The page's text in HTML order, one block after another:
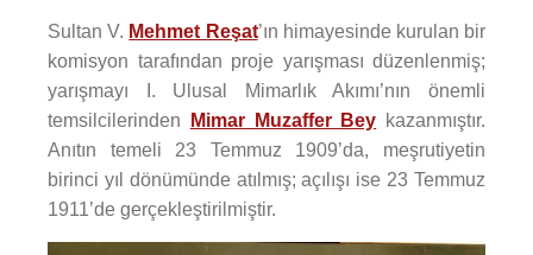
Sultan V. Mehmet Reşat’ın himayesinde kurulan bir
komisyon tarafından proje yarışması düzenlenmiş;
yarışmayı I. Ulusal Mimarlık Akımı’nın önemli
temsilcilerinden
Mimar Muzaffer Bey kazanmıştır.
Anıtın temeli 23 Temmuz 1909’da, meşrutiyetin
birinci yıl dönümünde atılmış; açılışı ise 23 Temmuz
1911’de gerçekleştirilmiştir.